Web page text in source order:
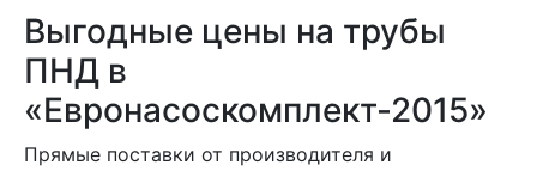
Выгодные цены на трубы
ПНД в
«Евронасоскомплект-2015»
Прямые поставки от производителя и